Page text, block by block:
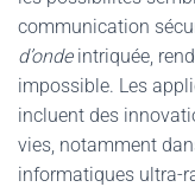
communication
d’ondeintriquée,
impossible. Les
incluent des
vies, notamment
informatiques ultra-